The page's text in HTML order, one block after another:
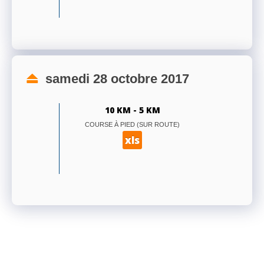
samedi 28 octobre 2017
10 KM - 5 KM
COURSE À PIED (SUR ROUTE)
xls